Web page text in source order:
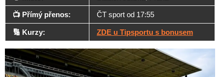
📺 Přímý přenos: ČT sport od 17:55
🔢 Kurzy: ZDE u Tipsportu s bonusem